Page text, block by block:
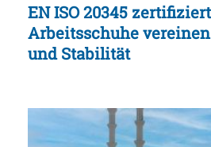
EN ISO 20345
Arbeitsschuhe
und Stabilität